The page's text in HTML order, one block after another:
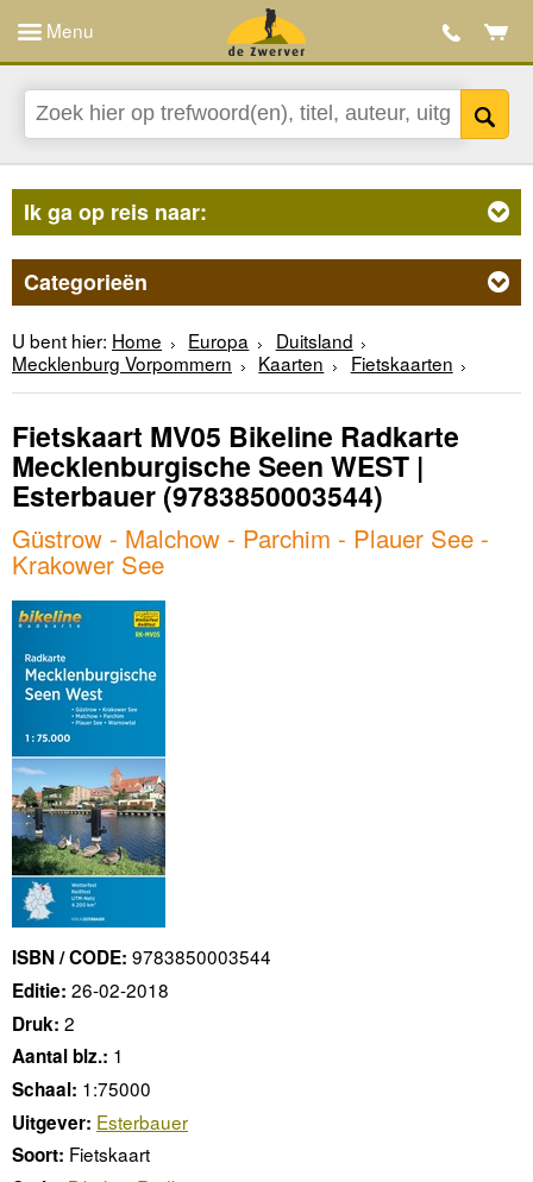
Menu
Ik ga op reis naar:
Categorieën
U bent hier: Home Europa
Duitsland
Mecklenburg Vorpommern
Kaarten Fietskaarten
Fietskaart MV05 Bikeline Radkarte
Mecklenburgische Seen WEST |
Esterbauer (9783850003544)
Güstrow - Malchow - Parchim - Plauer See -
Krakower See
ISBN / CODE: 9783850003544
Editie: 26-02-2018
Druk: 2
Aantal blz.: 1
Schaal: 1:75000
Uitgever: Esterbauer
Soort: Fietskaart